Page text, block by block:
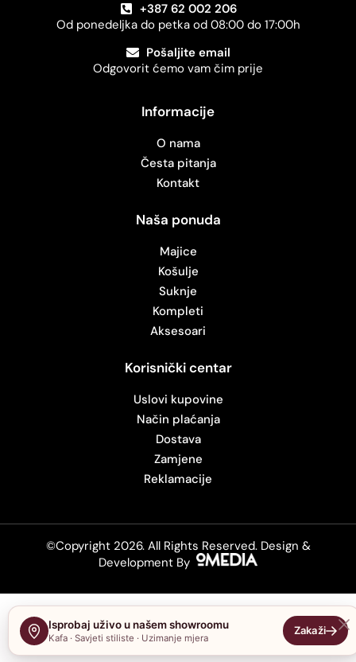
Isprobaj uživo u našem showroomu
Kafa · Savjeti stiliste · Uzimanje mjera
+387 62 002 206
Od ponedeljka do petka od 08:00 do 17:00h
Pošaljite email
Odgovorit ćemo vam čim prije
Informacije
O nama
Česta pitanja
Kontakt
Naša ponuda
Majice
Košulje
Suknje
Kompleti
Aksesoari
Korisnički centar
Uslovi kupovine
Način plaćanja
Dostava
Zamjene
Reklamacije
©Copyright 2026. All Rights Reserved. Design &
Development By